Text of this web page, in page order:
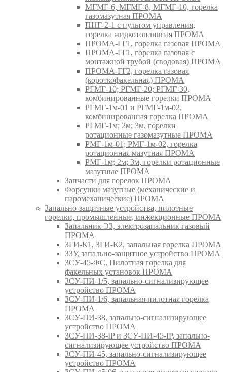
МГМГ-6, МГМГ-8, МГМГ-10, горелка
газомазутная ПРОМА
ПНГ-2-1 с пультом управления,
горелка жидкотопливная ПРОМА
ПРОМА-ГГ1, горелка газовая ПРОМА
ПРОМА-ГГ1, горелка газовая с
монтажной трубой (сводовая) ПРОМА
ПРОМА-ГГ2, горелка газовая
(короткофакельная) ПРОМА
РГМГ-10; РГМГ-20; РГМГ-30,
комбинированные горелки ПРОМА
РГМГ-1м-01 и РГМГ-1м-02,
комбинированная горелка ПРОМА
РГМГ-1м; 2м; 3м, горелки
ротационные газомазутные ПРОМА
РМГ-1м-01; РМГ-1м-02, горелка
ротационная мазутная ПРОМА
РМГ-1м; 2м; 3м, горелки ротационные
мазутные ПРОМА
Запчасти для горелок ПРОМА
Форсунки мазутные (механические и
паромеханические) ПРОМА
Запально-защитные устройства, пилотные
горелки, промышленные, инжекционные ПРОМА
Запальник ЭЗ, электрозапальник газовый
ПРОМА
ЗГИ-К1, ЗГИ-К2, запальная горелка ПРОМА
ЗЗУ, запально-защитное устройство ПРОМА
ЗСУ-45-ФС, Пилотная горелка для
факельных установок ПРОМА
ЗСУ-ПИ-1/5, запально-сигнализирующее
устройство ПРОМА
ЗСУ-ПИ-1/6, запальная пилотная горелка
ПРОМА
ЗСУ-ПИ-38, запально-сигнализирующее
устройство ПРОМА
ЗСУ-ПИ-38-IP и ЗСУ-ПИ-45-IP, запально-
сигнализирующее устройство ПРОМА
ЗСУ-ПИ-45, запально-сигнализирующее
устройство ПРОМА